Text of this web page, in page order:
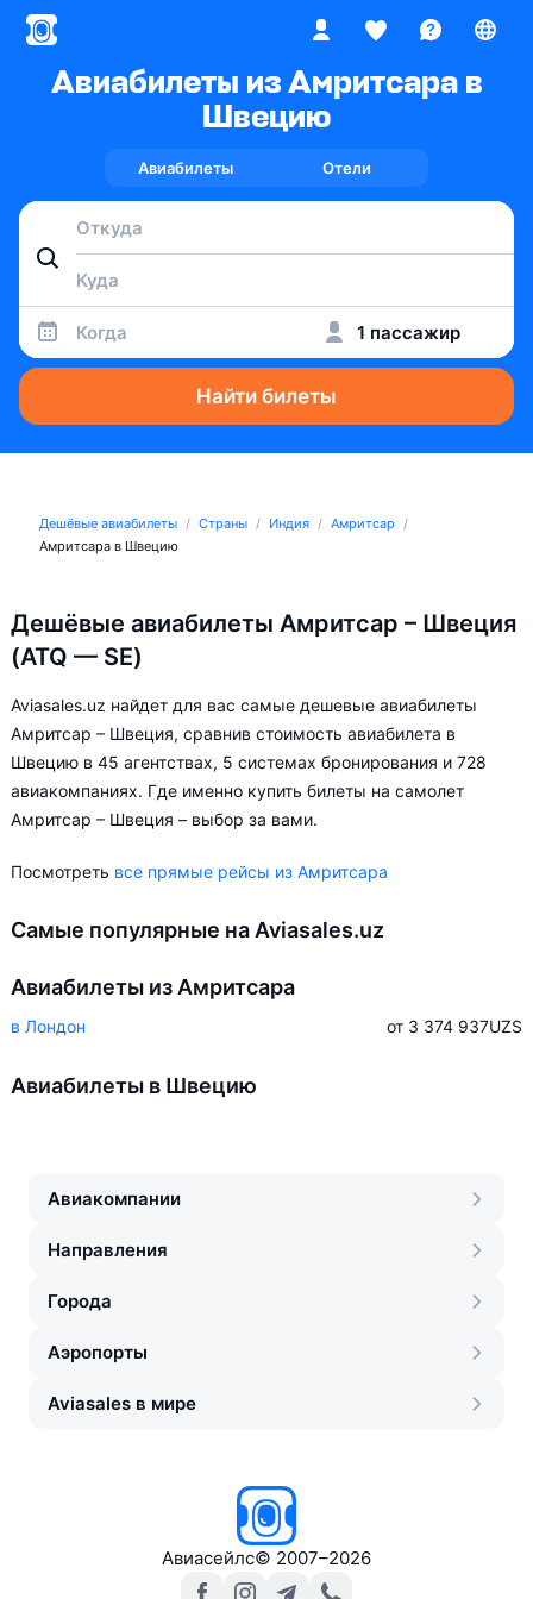
Авиабилеты из Амритсара в
Швецию
Авиабилеты Отели
Когда 1 пассажир
Найти билеты
Дешёвые авиабилеты Страны Индия
Амритсар
Амритсара в Швецию
Дешёвые авиабилеты Амритсар – Швеция
(ATQ — SE)
Aviasales.uz найдет для вас самые дешевые авиабилеты
Амритсар – Швеция, сравнив стоимость авиабилета в
Швецию в 45 агентствах, 5 системах бронирования и 728
авиакомпаниях. Где именно купить билеты на самолет
Амритсар – Швеция – выбор за вами.
Посмотреть все прямые рейсы из Амритсара
Самые популярные на Aviasales.uz
Авиабилеты из Амритсара
в Лондон от 3 374 937UZS
Авиабилеты в Швецию
Авиакомпании
Направления
Города
Аэропорты
Aviasales в мире
Авиасейлс© 2007–2026